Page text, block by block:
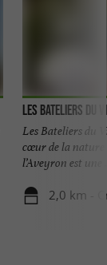
Les Bateliers du
Les Bateliers du
cœur de la nature
l’Aveyron est une
2,0 km -